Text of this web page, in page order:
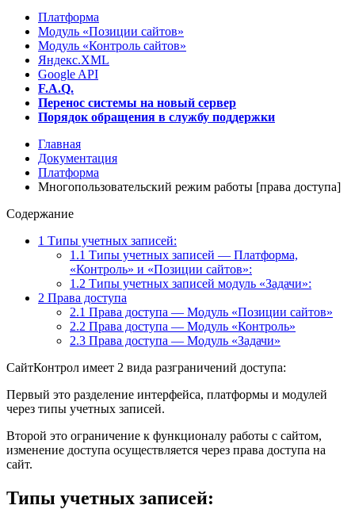
Платформа
Модуль «Позиции сайтов»
Модуль «Контроль сайтов»
Яндекс.XML
Google API
F.A.Q.
Перенос системы на новый сервер
Порядок обращения в службу поддержки
Главная
Документация
Платформа
Многопользовательский режим работы [права доступа]
Содержание
1 Типы учетных записей:
1.1 Типы учетных записей — Платформа,
«Контроль» и «Позиции сайтов»:
1.2 Типы учетных записей модуль «Задачи»:
2 Права доступа
2.1 Права доступа — Модуль «Позиции сайтов»
2.2 Права доступа — Модуль «Контроль»
2.3 Права доступа — Модуль «Задачи»
СайтКонтрол имеет 2 вида разграничений доступа:
Первый это разделение интерфейса, платформы и модулей
через типы учетных записей.
Второй это ограничение к функционалу работы с сайтом,
изменение доступа осуществляется через права доступа на
сайт.
Типы учетных записей: